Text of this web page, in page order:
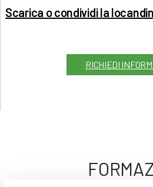
Scarica o condividi la
RICHIEDI